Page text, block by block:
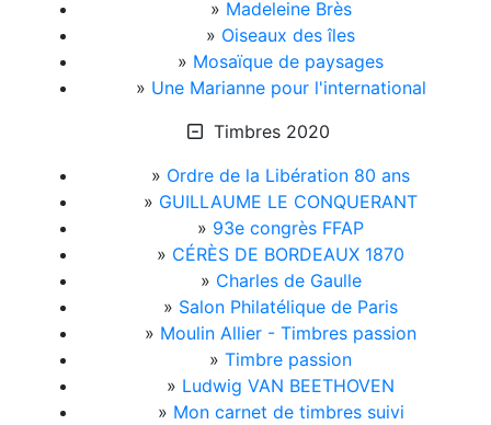
» Madeleine Brès
» Oiseaux des îles
» Mosaïque de paysages
» Une Marianne pour l'international
Timbres 2020
» Ordre de la Libération 80 ans
» GUILLAUME LE CONQUERANT
» 93e congrès FFAP
» CÉRÈS DE BORDEAUX 1870
» Charles de Gaulle
» Salon Philatélique de Paris
» Moulin Allier - Timbres passion
» Timbre passion
» Ludwig VAN BEETHOVEN
» Mon carnet de timbres suivi